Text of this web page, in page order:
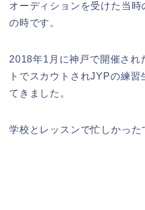
オーディションを受けた当
の時です。
2018年1月に神戸で開催され
トでスカウトされJYPの練
てきました。
学校とレッスンで忙しかった